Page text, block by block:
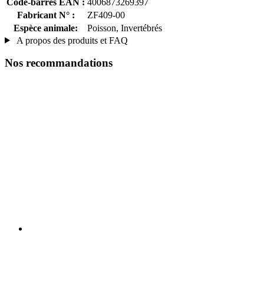
Fabricant N° :
ZF409-00
Espèce animale:
Poisson, Invertébrés
A propos des produits et FAQ
Nos recommandations